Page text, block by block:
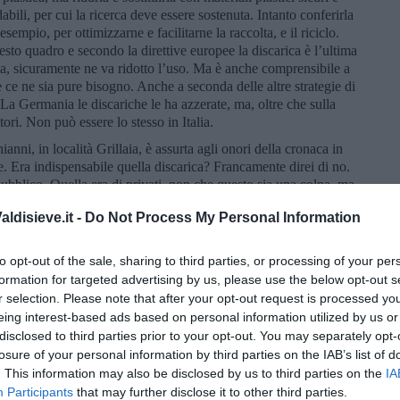
- Do Not Process My Personal Information
opt-out of the sale, sharing to third parties, or processing of your
for targeted advertising by us, please use the below opt-out
selection. Please note that after your opt-out request is processed
interest-based ads based on personal information utilized by us
to third parties prior to your opt-out. You may separately
of your personal information by third parties on the IAB’s list of
This information may also be disclosed by us to third parties on the
Participants that may further disclose it to other third parties.
per cui la ricerca deve essere sostenuta. Intanto conferirla
per ottimizzarne e facilitarne la raccolta, e il riciclo.
quadro e secondo la direttive europee la discarica è l’ultima
sicuramente ne va ridotto l’uso. Ma è anche comprensibile a
ne sia pure bisogno. Anche a seconda delle altre strategie di
Germania le discariche le ha azzerate, ma, oltre che sulla
Non può essere lo stesso in Italia.
in località Grillaia, è assurta agli onori della cronaca in
Era indispensabile quella discarica? Francamente direi di no.
Quella era di privati, non che questo sia una colpa, ma
è che il suo “post mortem” non è stato curato a dovere
ancora un rischio ambientale, secondo una nota dell’Arpat.
della Toscana ha svolto in proposito accertamenti che
amministrativo e penale alle autorità competenti”, come
della discarica e determinarne veramente la chiusura, la
ne prevede la copertura con rifiuti di amianto. Ciò
mortem” che, come si è visto in questi anni, ha costituito la
nelle quantità e nei tempi, presentato dai gestori della “Nuova
dell’Arpat.